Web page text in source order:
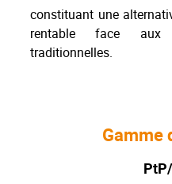
constituant une
rentable face aux
traditionnelles.
Gamme